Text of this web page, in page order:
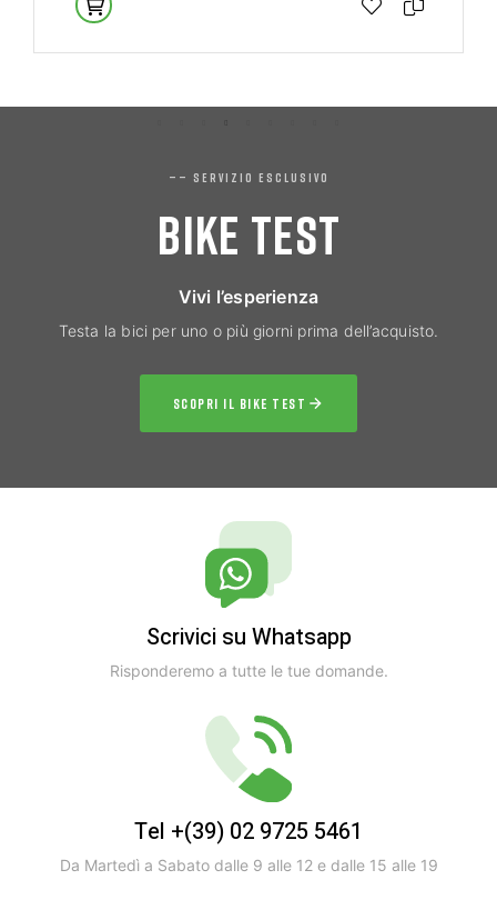
—— SERVIZIO ESCLUSIVO
BIKE TEST
Vivi l’esperienza
Testa la bici per uno o più giorni prima dell’acquisto.
SCOPRI IL BIKE TEST
Scrivici su Whatsapp
Risponderemo a tutte le tue domande.
Tel +(39) 02 9725 5461
Da Martedì a Sabato dalle 9 alle 12 e dalle 15 alle 19